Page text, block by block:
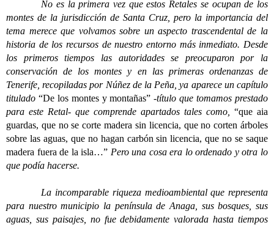
No es la primera vez que estos Retales se ocupan de los
montes de la jurisdicción de Santa Cruz, pero la importancia del
tema merece que volvamos sobre un aspecto trascendental de la
historia de los recursos de nuestro entorno más inmediato. Desde
los primeros tiempos las autoridades se preocuparon por la
conservación de los montes y en las primeras ordenanzas de
Tenerife, recopiladas por Núñez de la Peña, ya aparece un capítulo
titulado “De los montes y montañas” -título que tomamos prestado
para este Retal- que comprende apartados tales como, “que aia
guardas, que no se corte madera sin licencia, que no corten árboles
sobre las aguas, que no hagan carbón sin licencia, que no se saque
madera fuera de la isla…” Pero una cosa era lo ordenado y otra lo
que podía hacerse.
La incomparable riqueza medioambiental que representa
para nuestro municipio la península de Anaga, sus bosques, sus
aguas, sus paisajes, no fue debidamente valorada hasta tiempos